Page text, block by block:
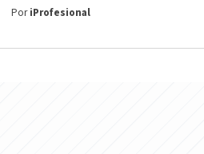
PoriProfesional